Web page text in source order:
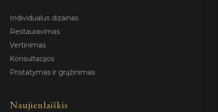
Individualus dizainas
Restauravimas
Vertinimas
Konsultacijos
Pristatymas ir grąžinimas
Naujienlaiškis